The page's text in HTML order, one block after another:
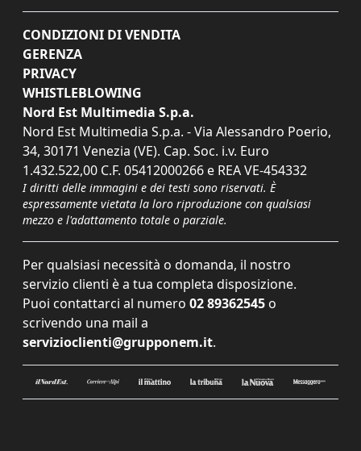
CONDIZIONI DI VENDITA
GERENZA
PRIVACY
WHISTLEBLOWING
Nord Est Multimedia S.p.a.
Nord Est Multimedia S.p.a. - Via Alessandro Poerio,
34, 30171 Venezia (VE). Cap. Soc. i.v. Euro
1.432.522,00 C.F. 05412000266 e REA VE-454332
I diritti delle immagini e dei testi sono riservati. È
espressamente vietata la loro riproduzione con qualsiasi
mezzo e l'adattamento totale o parziale.
Per qualsiasi necessità o domanda, il nostro
servizio clienti è a tua completa disposizione.
Puoi contattarci al numero 02 89362545 o
scrivendo una mail a
servizioclienti@grupponem.it.